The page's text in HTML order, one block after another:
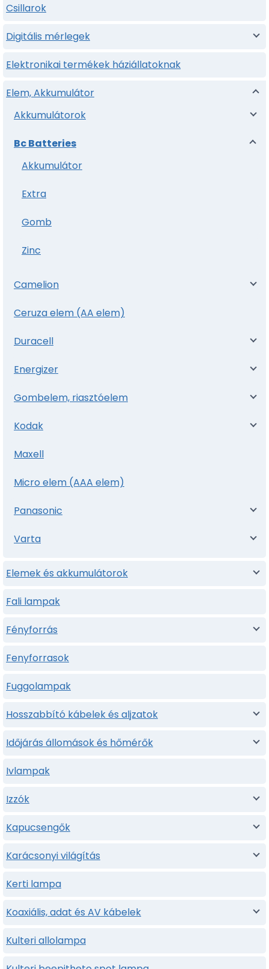
Csillarok
Digitális mérlegek
Elektronikai termékek háziállatoknak
Elem, Akkumulátor
Akkumulátorok
Bc Batteries
Akkumulátor
Extra
Gomb
Zinc
Camelion
Ceruza elem (AA elem)
Duracell
Energizer
Gombelem, riasztóelem
Kodak
Maxell
Micro elem (AAA elem)
Panasonic
Varta
Elemek és akkumulátorok
Fali lampak
Fényforrás
Fenyforrasok
Fuggolampak
Hosszabbító kábelek és aljzatok
Időjárás állomások és hőmérők
Ivlampak
Izzók
Kapucsengők
Karácsonyi világítás
Kerti lampa
Koaxiális, adat és AV kábelek
Kulteri allolampa